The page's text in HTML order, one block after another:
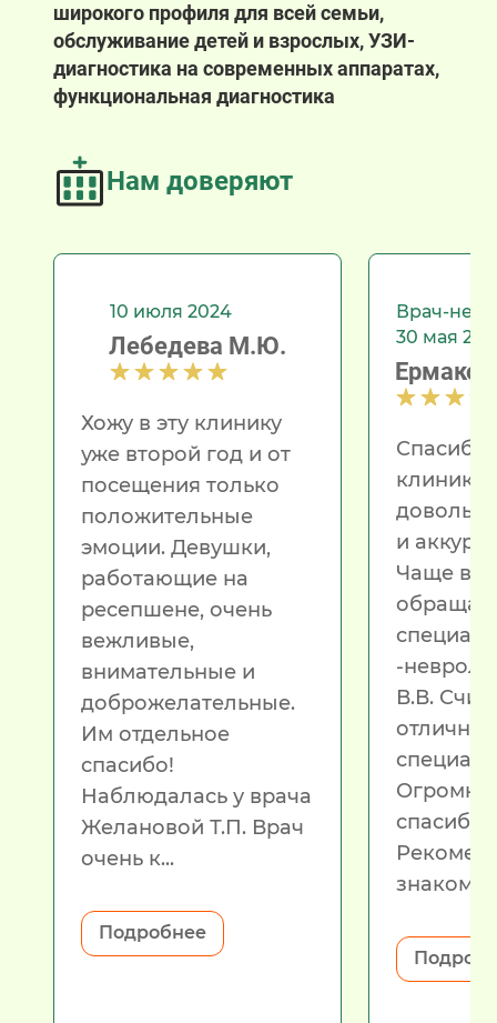
широкого профиля для всей семьи,
обслуживание детей и взрослых, УЗИ-
диагностика на современных аппаратах,
функциональная диагностика
Нам доверяют
10 июля 2024
Лебедева М.Ю.
Хожу в эту клинику
уже второй год и от
посещения только
положительные
эмоции. Девушки,
работающие на
ресепшене, очень
вежливые,
внимательные и
доброжелательные.
Им отдельное
спасибо!
Наблюдалась у врача
Желановой Т.П. Врач
очень к...
Подробнее
Врач-
30 мая
и
Чаще
-
В.В.
спасибо!